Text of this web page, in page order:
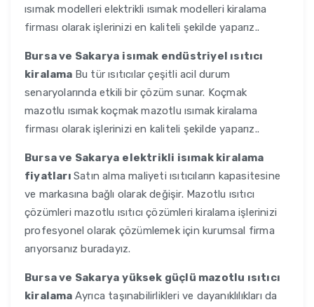
ısımak modelleri elektrikli ısımak modelleri kiralama
firması olarak işlerinizi en kaliteli şekilde yaparız..
Bursa ve Sakarya isımak endüstriyel ısıtıcı
kiralama Bu tür ısıtıcılar çeşitli acil durum
senaryolarında etkili bir çözüm sunar. Koçmak
mazotlu ısımak koçmak mazotlu ısımak kiralama
firması olarak işlerinizi en kaliteli şekilde yaparız..
Bursa ve Sakarya elektrikli isımak kiralama
fiyatları Satın alma maliyeti ısıtıcıların kapasitesine
ve markasına bağlı olarak değişir. Mazotlu ısıtıcı
çözümleri mazotlu ısıtıcı çözümleri kiralama işlerinizi
profesyonel olarak çözümlemek için kurumsal firma
arıyorsanız buradayız.
Bursa ve Sakarya yüksek güçlü mazotlu ısıtıcı
kiralama Ayrıca taşınabilirlikleri ve dayanıklılıkları da